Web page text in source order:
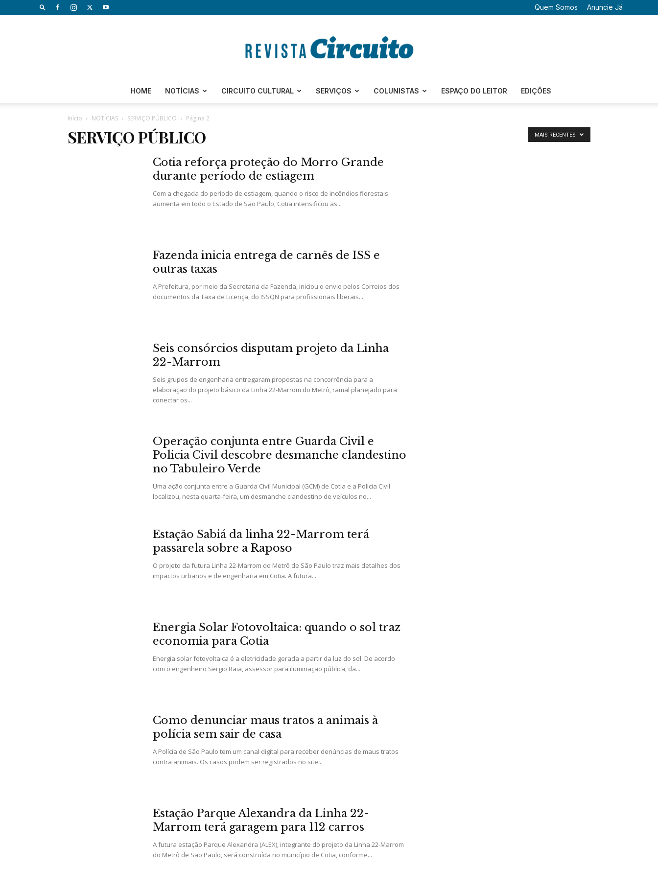
Quem Somos Anuncie Já
Revista
de
Granja
e
Região
HOME NOTÍCIAS CIRCUITO CULTURAL SERVIÇOS COLUNISTAS ESPAÇO DO LEITOR EDIÇÕES
Início NOTÍCIAS SERVIÇO PÚBLICO Página 2
SERVIÇO PÚBLICO MAIS RECENTES
Cotia reforça proteção do Morro Grande
durante período de estiagem
Com a chegada do período de estiagem, quando o risco de incêndios florestais
aumenta em todo o Estado de São Paulo, Cotia intensificou as...
Fazenda inicia entrega de carnês de ISS e
outras taxas
A Prefeitura, por meio da Secretaria da Fazenda, iniciou o envio pelos Correios dos
documentos da Taxa de Licença, do ISSQN para profissionais liberais...
Seis consórcios disputam projeto da Linha
22-Marrom
Seis grupos de engenharia entregaram propostas na concorrência para a
elaboração do projeto básico da Linha 22-Marrom do Metrô, ramal planejado para
conectar os...
Operação conjunta entre Guarda Civil e
Policia Civil descobre desmanche clandestino
no Tabuleiro Verde
Uma ação conjunta entre a Guarda Civil Municipal (GCM) de Cotia e a Polícia Civil
localizou, nesta quarta-feira, um desmanche clandestino de veículos no...
Estação Sabiá da linha 22-Marrom terá
passarela sobre a Raposo
O projeto da futura Linha 22-Marrom do Metrô de São Paulo traz mais detalhes dos
impactos urbanos e de engenharia em Cotia. A futura...
Energia Solar Fotovoltaica: quando o sol traz
economia para Cotia
Energia solar fotovoltaica é a eletricidade gerada a partir da luz do sol. De acordo
com o engenheiro Sergio Raia, assessor para iluminação pública, da...
Como denunciar maus tratos a animais à
polícia sem sair de casa
A Polícia de São Paulo tem um canal digital para receber denúncias de maus tratos
contra animais. Os casos podem ser registrados no site...
Estação Parque Alexandra da Linha 22-
Marrom terá garagem para 112 carros
A futura estação Parque Alexandra (ALEX), integrante do projeto da Linha 22-Marrom
do Metrô de São Paulo, será construída no município de Cotia, conforme...